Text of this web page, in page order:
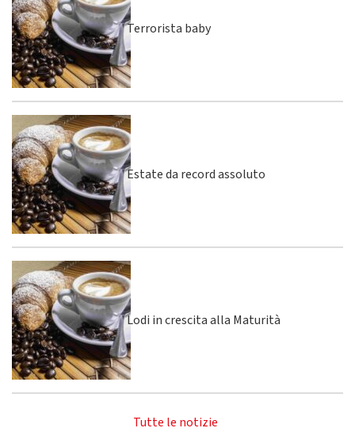
Terrorista baby
Estate da record assoluto
Lodi in crescita alla Maturità
Tutte le notizie